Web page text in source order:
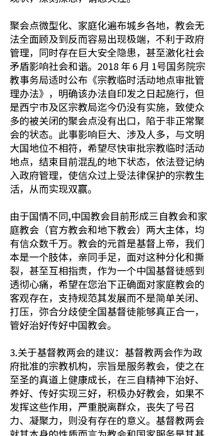
聚会点微型化、家庭化遍布城乡各地，教会无
法全面顾及到反而容易出现极端，不利于政府
管理，同时存在巨大安全隐患，甚至激化社会
矛盾影响社会和谐。2018 年 6 月 1号国务院宗
教事务局适时公布《宗教临时活动地点审批管
理办法》，明确该办法自印发之日起施行，但
是西宁市及区宗教局迄今仍没有实施，致使众
多的被关闭的聚会点没有出口，陷于非正常聚
会的状态。此事影响巨大、涉及人多，与文明
大国地位不相符，希望尽快审批宗教临时活动
地点，结束目前混乱的地下状态，依法登记纳
入政府管理，使信众过上受法律保护的宗教生
活，从而实现双赢。
由于国情不同,中国教会目前形成三自教会和家
庭教会（官方教会和地下教会）两大主体，均
有信众数千万。教会的元首是基督上帝，我们
本是一个肢体，亲同手足，面对这种分化和撕
裂，甚至互相指责，作为一个中国基督徒感到
透彻心痛，希望在您治下正确面对家庭教会的
客观存在，支持规范其发展而不是简单关闭、
打压，弥合分歧使全国基督徒能够真正合一，
管好治好传好中国教会。
3.关于基督教两会的建议：基督教两会作为政
府批准的宗教机构，宗旨是服务教会，使之在
至圣的真道上健康成长，在三自精神下治好、
养好、传好实现三好，积极办好教会，如果不
发挥这些作用，严重脱离群众，丧失了号召
力、凝聚力，则没有存在的意义。基督教两会